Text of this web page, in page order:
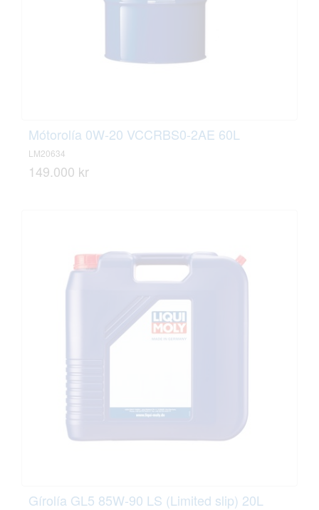
Mótorolía 0W-20 VCCRBS0-2AE 60L
LM20634
149.000 kr
Gírolía GL5 85W-90 LS (Limited slip) 20L